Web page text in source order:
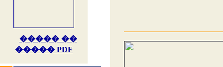
����� ��
����� PDF